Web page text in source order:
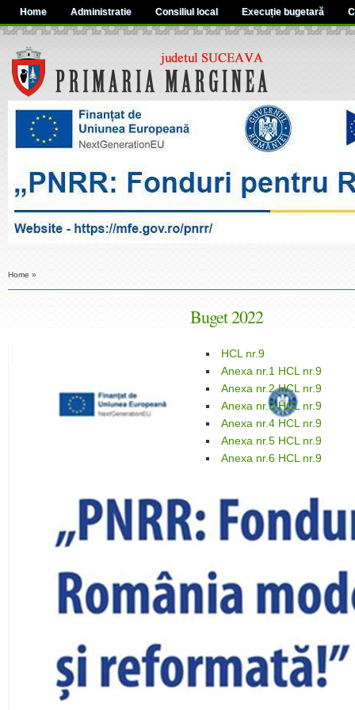
Home Administratie Consiliul local Execuție bugetară
Home »
Buget 2022
HCL nr.9
Anexa nr.1 HCL nr.9
Anexa nr.2 HCL nr.9
Anexa nr.3 HCL nr.9
Anexa nr.4 HCL nr.9
Anexa nr.5 HCL nr.9
Anexa nr.6 HCL nr.9